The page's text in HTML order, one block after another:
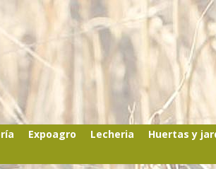
Expoagro Lecheria Huertas y